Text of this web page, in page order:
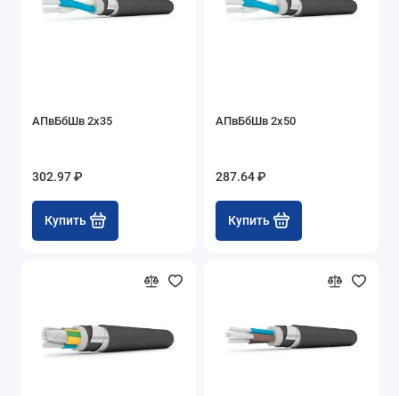
АПвБбШв 2х35
302.97 ₽
Купить
АПвБбШв 2х50
287.64 ₽
Купить